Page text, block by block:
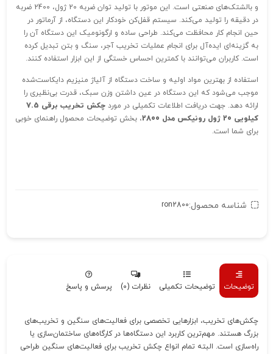
و بالشتک‌های‌ صنعتی است. این موتور با تولید توان ضربه 20 ژول، 2400 ضربه
در دقیقه را تولید می‌کند. سیستم قفل‌کن خودکار این دستگاه، از آرماتور در
حین انجام کار محافظت می‌کند. طراحی ساده و ارگونومیک این دستگاه آن را
به گزینه‌ای ایده‌آل برای انجام عملیات تخریب آجر، سنگ و بتن تبدیل کرده
است. کاربران می‌توانند با کمترین احساس خستگی از این ابزار استفاده کنند.
استفاده از بهترین مواد اولیه و ساخت دستگاه از آلیاژ منیزیم دایکاست‌شده
موجب می‌شود که این دستگاه در عین داشتن وزن سبک، قدرت بی‌‌نظیری را
ارائه دهد. جهت دریافت اطلاعات تکمیلی در مورد
چکش تخریب برقی 7.5
کیلویی 20 ژول رونیکس مدل 2800
، بخش توضیحات محصول راهنمای خوبی
برای شما است.
شناسه محصول:ron2800
توضیحات توضیحات تکمیلی نظرات (0) پرسش و پاسخ
چکش‌های تخریب، ابزارهایی تخصصی برای فعالیت‌های سنگین و تخریب‌های
بزرگ هستند. مهم‌ترین کاربرد این دستگاه‌ها در کارگاه‌های ساختمان‌سازی یا
راه‌سازی است. البته تمام انواع چکش تخریب‌ برای فعالیت‌های سنگین طراحی